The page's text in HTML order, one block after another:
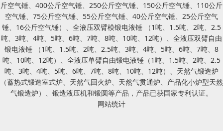
斤空气锤、 400公斤空气锤、 250公斤空气锤、 150公斤空气锤、 110公斤
空气锤、 75公斤空气锤、 55公斤空气锤、 40公斤空气锤、 25公斤空气
锤、 16公斤空气锤）、 全液压双臂模锻电液锤 （1吨、 1.5吨、 2吨、 2.5
吨、 3吨、 4吨、 5吨、 6吨、 7吨、 8吨、 10吨、 12吨）、 全液压双臂自由
锻电液锤 （1吨、 1.5吨、 2吨、 2.5吨、 3吨、 4吨、 5吨、 6吨、 7吨、 8
吨、 10吨、 12吨）、 全液压单臂自由锻电液锤 （1吨、 1.5吨、 2吨、 2.5
吨、 3吨、 4吨、 5吨、 6吨、 7吨、 8吨、 10吨、 12吨）、 天然气锻造炉
（蓄热式锻造室式炉、 天然气回火炉、 天然气贯通炉、 产品化小炉型天然
气锻造炉）、 锻造液压机和锻圆等产品，产品已获国家专利认证。
网站统计